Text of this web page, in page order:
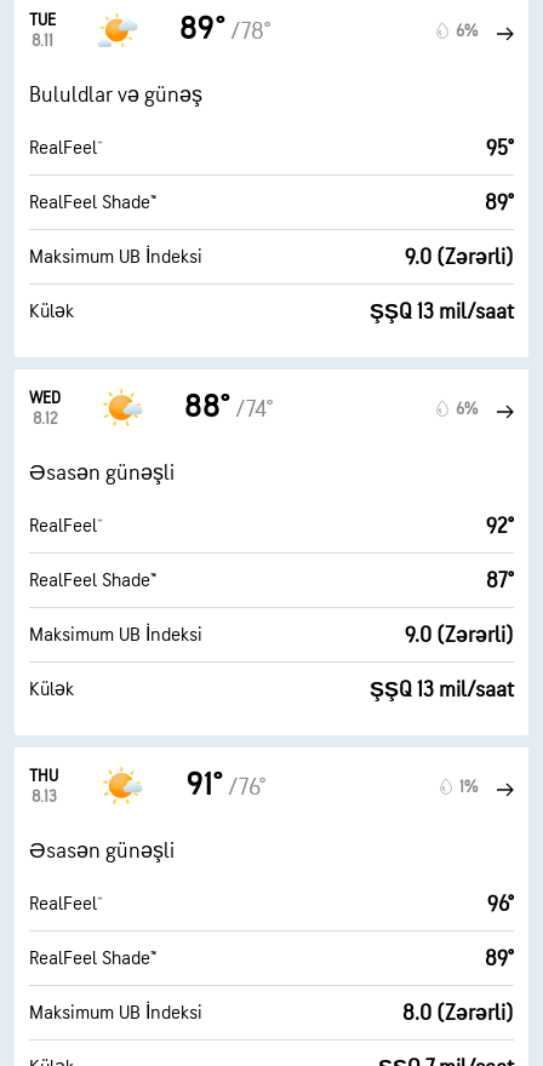
TUE
8.11
89° /78° 6%
Bululdlar və günəş
RealFeel® 95°
RealFeel Shade™ 89°
Maksimum UB İndeksi 9.0 (Zərərli)
Külək ŞŞQ 13 mil/saat
WED
8.12
88° /74° 6%
Əsasən günəşli
RealFeel® 92°
RealFeel Shade™ 87°
Maksimum UB İndeksi 9.0 (Zərərli)
Külək ŞŞQ 13 mil/saat
THU
8.13
91° /76° 1%
Əsasən günəşli
RealFeel® 96°
RealFeel Shade™ 89°
Maksimum UB İndeksi 8.0 (Zərərli)